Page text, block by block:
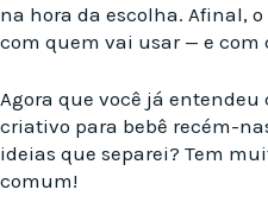
na hora da escolha. Afinal,
com quem vai usar — e com
Agora que você já
criativo para bebê recém-
ideias que separei? Tem
comum!